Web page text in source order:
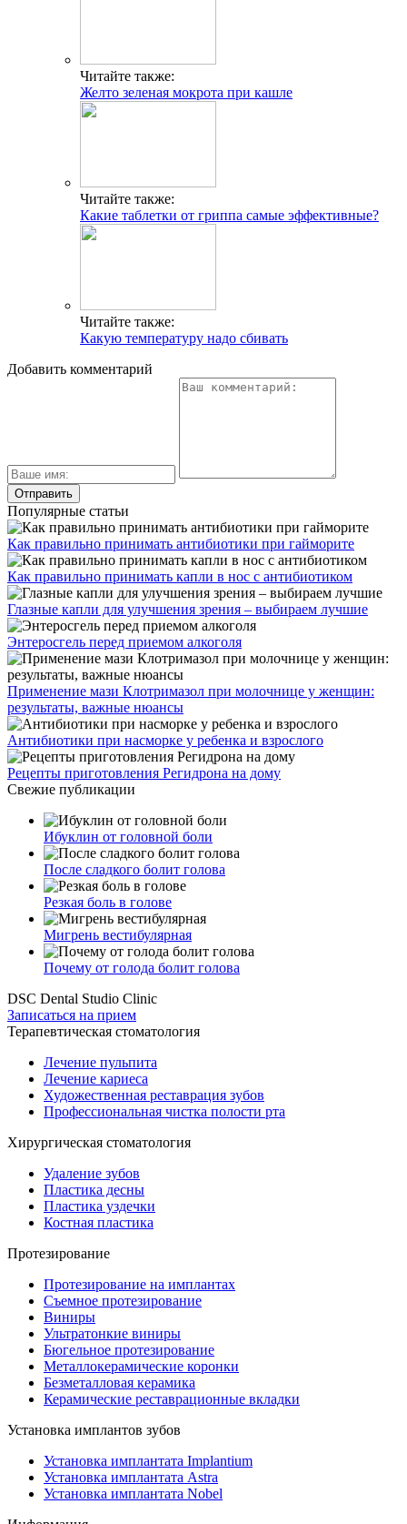
Читайте также:
Желто зеленая мокрота при кашле
Читайте также:
Какие таблетки от гриппа самые эффективные?
Читайте также:
Какую температуру надо сбивать
Добавить комментарий
Популярные статьи
Как правильно принимать антибиотики при гайморите
Как правильно принимать капли в нос с антибиотиком
Глазные капли для улучшения зрения – выбираем лучшие
Энтеросгель перед приемом алкоголя
Применение мази Клотримазол при молочнице у женщин:
результаты, важные нюансы
Антибиотики при насморке у ребенка и взрослого
Рецепты приготовления Регидрона на дому
Свежие публикации
Ибуклин от головной боли
После сладкого болит голова
Резкая боль в голове
Мигрень вестибулярная
Почему от голода болит голова
DSC Dental Studio Clinic
Записаться на прием
Терапевтическая стоматология
Лечение пульпита
Лечение кариеса
Художественная реставрация зубов
Профессиональная чистка полости рта
Хирургическая стоматология
Удаление зубов
Пластика десны
Пластика уздечки
Костная пластика
Протезирование
Протезирование на имплантах
Съемное протезирование
Виниры
Ультратонкие виниры
Бюгельное протезирование
Металлокерамические коронки
Безметалловая керамика
Керамические реставрационные вкладки
Установка имплантов зубов
Установка имплантата Implantium
Установка имплантата Astra
Установка имплантата Nobel